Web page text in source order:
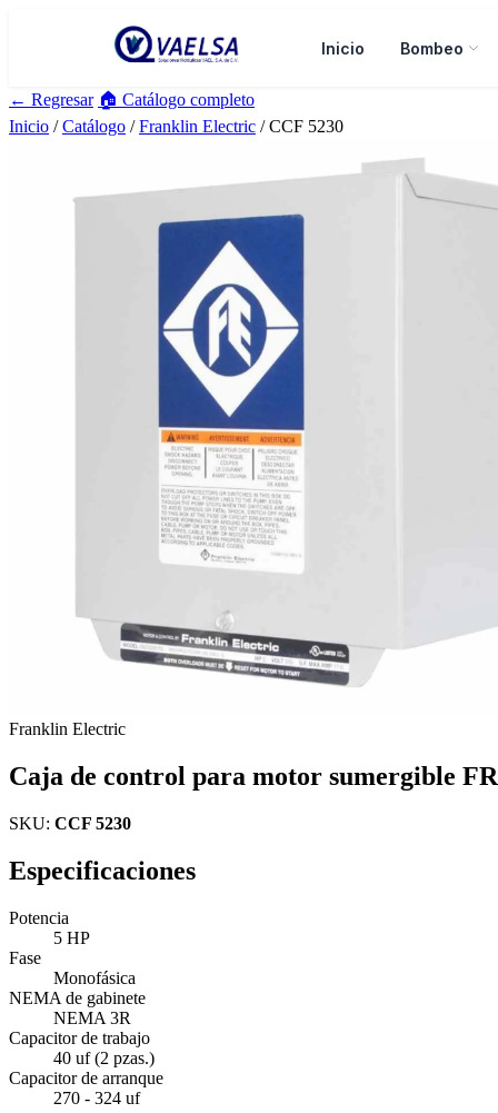
Inicio Bombeo
← Regresar 🏠 Catálogo completo
Inicio /Catálogo /Franklin Electric / CCF 5230
Franklin Electric
Caja de control para motor sumergible
SKU: CCF 5230
Especificaciones
Potencia
5 HP
Fase
Monofásica
NEMA de gabinete
NEMA 3R
Capacitor de trabajo
40 uf (2 pzas.)
Capacitor de arranque
270 - 324 uf